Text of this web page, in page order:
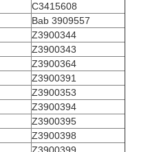
C3415608
Bab 3909557
Z3900344
Z3900343
Z3900364
Z3900391
Z3900353
Z3900394
Z3900395
Z3900398